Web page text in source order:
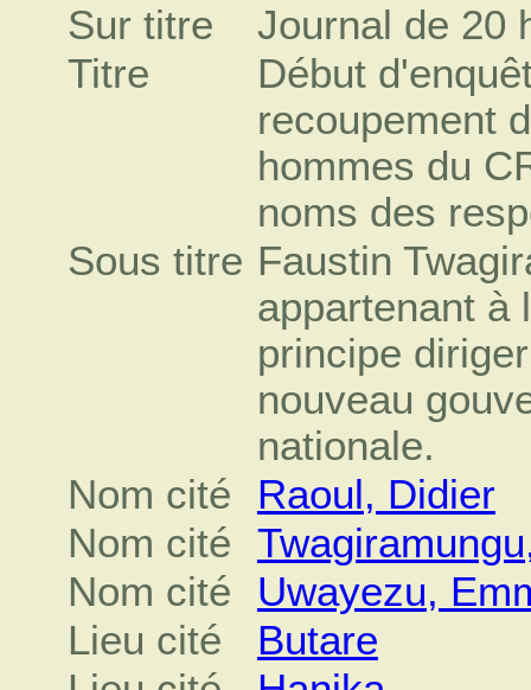
Sur titre
Journal de 20
Titre
Début
recoupement
hommes du
noms des
Sous titre Faustin
appartenant à
principe
nouveau
nationale.
Nom cité
Raoul, Didier
Nom cité
Nom cité
Uwayezu,
Lieu cité
Butare